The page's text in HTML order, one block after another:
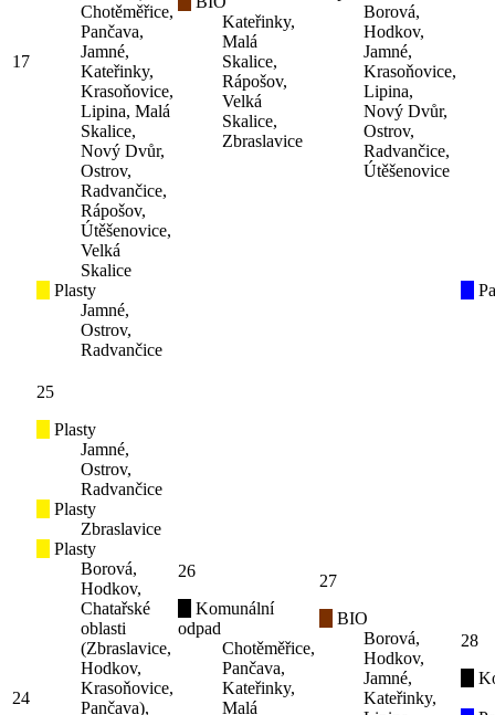
17
Chotěměřice,
Pančava,
Jamné,
Kateřinky,
Krasoňovice,
Lipina, Malá
Skalice,
Nový Dvůr,
Ostrov,
Radvančice,
Rápošov,
Útěšenovice,
Velká
Skalice
Plasty
Jamné,
Ostrov,
Radvančice
Kateřinky,
Malá
Skalice,
Rápošov,
Velká
Skalice,
Zbraslavice
Borová,
Hodkov,
Jamné,
Krasoňovice,
Lipina,
Nový Dvůr,
Ostrov,
Radvančice,
Útěšenovice
24
25
Plasty
Jamné,
Ostrov,
Radvančice
Plasty
Zbraslavice
Plasty
Borová,
Hodkov,
Chatařské
oblasti
(Zbraslavice,
Hodkov,
Krasoňovice,
Pančava),
26
Komunální
odpad
Chotěměřice,
Pančava,
Kateřinky,
Malá
27
BIO
Borová,
Hodkov,
Jamné,
Kateřinky,
28